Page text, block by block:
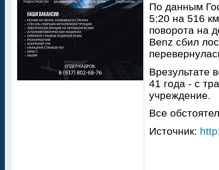
По данным
5:20 на 516
поворота на
Benz сбил
Врезультате
41 года - с
учреждение.
Все
Источник: